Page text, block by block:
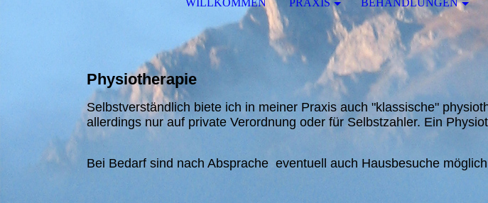
WILLKOMMEN PRAXIS BEHANDLUNGEN
Physiotherapie
Selbstverständlich biete ich in meiner Praxis auch "klassische"
allerdings nur auf private Verordnung oder für Selbstzahler. Ein
Bei Bedarf sind nach Absprache eventuell auch Hausbesuche